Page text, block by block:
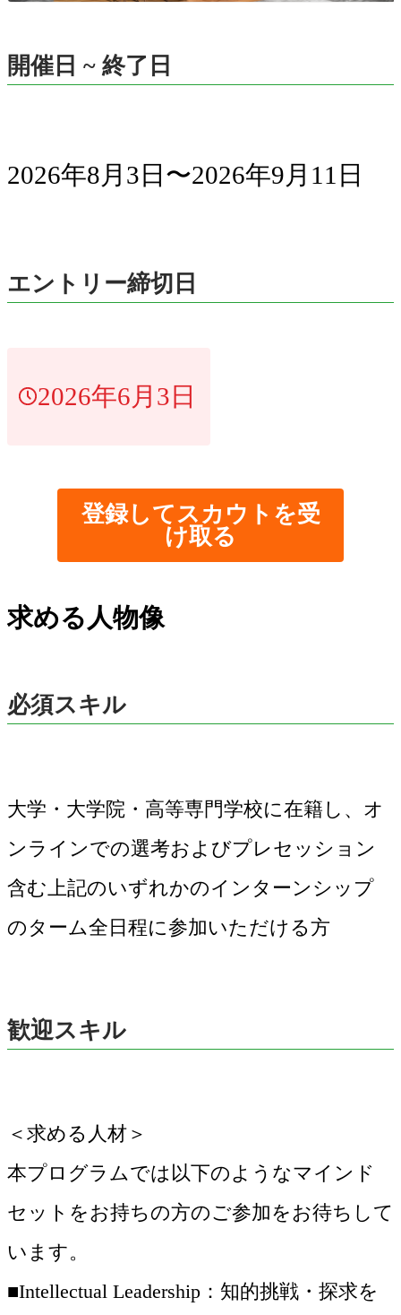
開催日 ~ 終了日
2026年8月3日〜2026年9月11日
エントリー締切日
2026年6月3日
登録してスカウトを受
け取る
求める人物像
必須スキル
大学・大学院・高等専門学校に在籍し、オ
ンラインでの選考およびプレセッション
含む上記のいずれかのインターンシップ
のターム全日程に参加いただける方
歓迎スキル
＜求める人材＞
本プログラムでは以下のようなマインド
セットをお持ちの方のご参加をお待ちして
います。
■Intellectual Leadership：知的挑戦・探求を